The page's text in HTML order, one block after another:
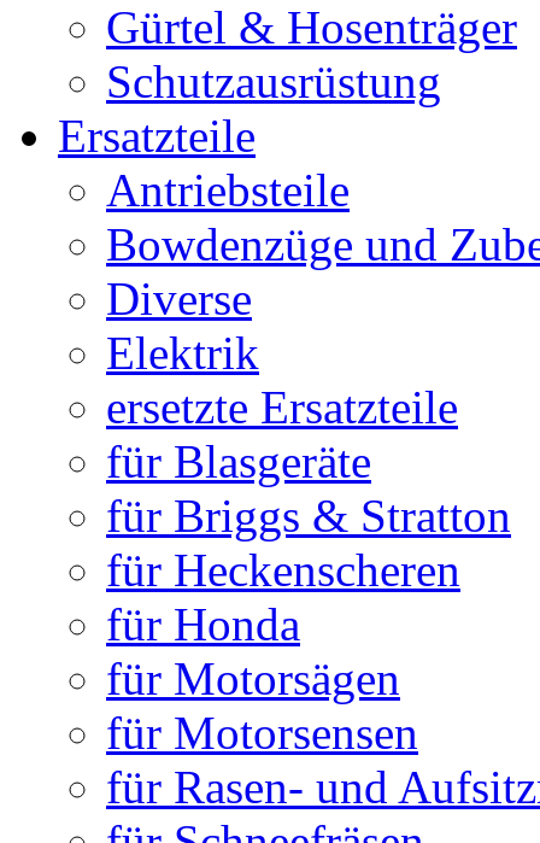
Gürtel & Hosenträger
Schutzausrüstung
Ersatzteile
Antriebsteile
Bowdenzüge und
Diverse
Elektrik
ersetzte Ersatzteile
für Blasgeräte
für Briggs & Stratton
für Heckenscheren
für Honda
für Motorsägen
für Motorsensen
für Rasen- und